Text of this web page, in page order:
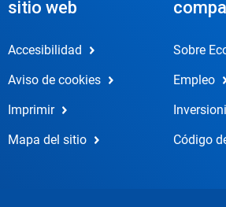
sitio web
Accesibilidad
Aviso de cookies
Imprimir
Mapa del sitio
Sobre
Empleo
Código